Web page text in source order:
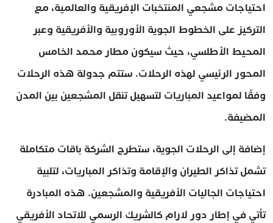
احتياجات مشجعي المنتخبات الإفريقية والعالمية، مع
التركيز على الخطوط الجوية الأوروبية والأفريقية وعبر
المحيط الأطلسي، حيث سيكون مطار محمد الخامس
المحور الرئيسي لهذه الرحلات. ستتم جدولة هذه الرحلات
وفقًا لمواعيد المباريات لتسهيل تنقل المشجعين بين المدن
المضيفة.
إضافة إلى الرحلات الجوية، ستطرح الشركة باقات متكاملة
تشمل تذاكر الطيران والإقامة وتذاكر المباريات، لتلبية
احتياجات الجاليات الأفريقية والمشجعين. هذه المبادرة
تأتي في إطار دور لارام كالشريك الرسمي للاتحاد الأفريقي